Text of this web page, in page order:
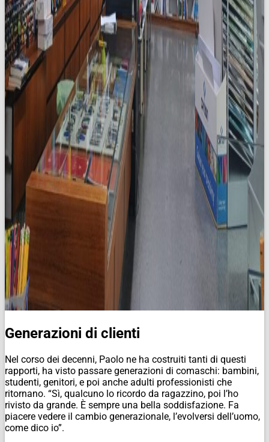
Generazioni di clienti
Nel corso dei decenni, Paolo ne ha costruiti tanti di questi
rapporti, ha visto passare generazioni di comaschi: bambini,
studenti, genitori, e poi anche adulti professionisti che
ritornano. “Sì, qualcuno lo ricordo da ragazzino, poi l’ho
rivisto da grande. È sempre una bella soddisfazione. Fa
piacere vedere il cambio generazionale, l’evolversi dell’uomo,
come dico io”.